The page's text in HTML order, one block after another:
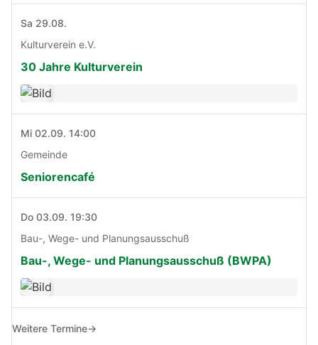
Sa 29.08.
Kulturverein e.V.
30 Jahre Kulturverein
Mi 02.09. 14:00
Gemeinde
Seniorencafé
Do 03.09. 19:30
Bau-, Wege- und Planungsausschuß
Bau-, Wege- und Planungsausschuß (BWPA)
Weitere Termine→